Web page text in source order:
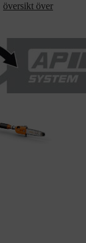
översikt över